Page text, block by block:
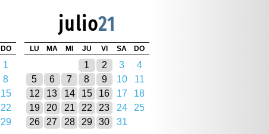
DO
1
8
15
22
29
julio21
LU MA MI JU VI SA DO
1 2 3
4
5
6 7 8 9 10
11
12
13 14 15 16 17
18
19
20 21 22 23 24
25
26
27 28 29 30 31